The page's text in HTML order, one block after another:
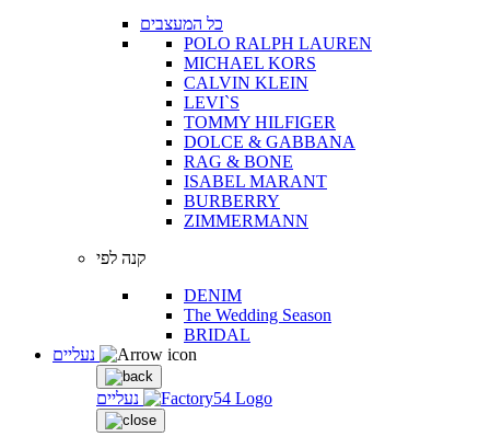
כל המעצבים
POLO RALPH LAUREN
MICHAEL KORS
CALVIN KLEIN
LEVI`S
TOMMY HILFIGER
DOLCE & GABBANA
RAG & BONE
ISABEL MARANT
BURBERRY
ZIMMERMANN
קנה לפי
DENIM
The Wedding Season
BRIDAL
נעליים